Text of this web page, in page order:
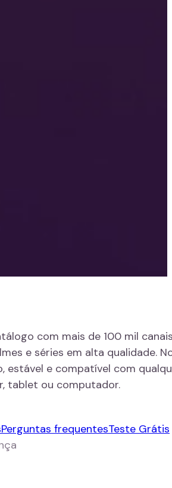
com mais de 100 mil
e séries em alta qualidade.
estável e compatível com
tablet ou computador.
Perguntas frequentesTeste Grátis